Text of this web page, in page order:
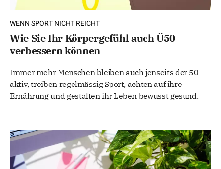
WENN SPORT NICHT REICHT
Wie Sie Ihr Körpergefühl auch Ü50
verbessern können
Immer mehr Menschen bleiben auch jenseits der 50
aktiv, treiben regelmässig Sport, achten auf ihre
Ernährung und gestalten ihr Leben bewusst gesund.